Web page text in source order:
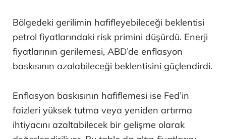
Bölgedeki gerilimin hafifleyebileceği beklentisi
petrol fiyatlarındaki risk primini düşürdü. Enerji
fiyatlarının gerilemesi, ABD’de enflasyon
baskısının azalabileceği beklentisini güçlendirdi.
Enflasyon baskısının hafiflemesi ise Fed’in
faizleri yüksek tutma veya yeniden artırma
ihtiyacını azaltabilecek bir gelişme olarak